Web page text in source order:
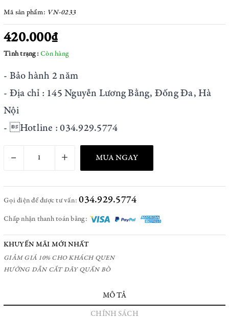
Mã sản phẩm: VN-0233
420.000₫
Tình trạng: Còn hàng
- Bảo hành 2 năm
- Địa chỉ : 145 Nguyễn Lương Bằng, Đống Đa, Hà
Nội
- Hotline : 034.929.5774
– + MUA NGAY
Gọi điện để được tư vấn:034.929.5774
Chấp nhận thanh toán bằng:
KHUYẾN MÃI MỚI NHẤT
GIẢM GIÁ 10% CHO KHÁCH QUEN
HƯỚNG DẪN CẮT DÂY QUẦN BÒ
MÔ TẢ
CHÍNH SÁCH